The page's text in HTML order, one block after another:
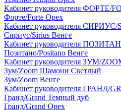
Кабинет руководителя ФОРТЕ/
Форте/Forte Орех
Кабинет руководителя СИРИУС/
Сириус/Sirius Венге
Кабинет руководителя
Позитано/Positano Венге
Кабинет руководителя ЗУМ/
Зум/Zoom Шамони Светлый
Зум/Zoom Венге
Кабинет руководителя ГРАНД/
Гранд/Grand Темный дуб
Гранд/Grand Орех